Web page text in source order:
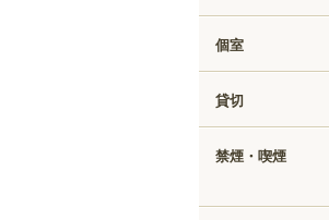
個室
貸切
禁煙・喫煙